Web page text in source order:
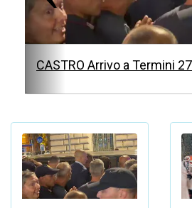
CASTRO Arrivo a Termini
s